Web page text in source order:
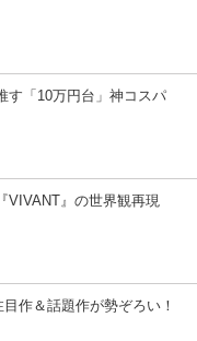
す「10万円台」神コスパ
VIVANT』の世界観再現
作＆話題作が勢ぞろい！